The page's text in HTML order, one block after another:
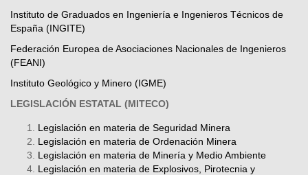
Instituto de Graduados en Ingeniería e Ingenieros Técnicos de
España (INGITE)
Federación Europea de Asociaciones Nacionales de Ingenieros
(FEANI)
Instituto Geológico y Minero (IGME)
LEGISLACIÓN ESTATAL (MITECO)
Legislación en materia de Seguridad Minera
Legislación en materia de Ordenación Minera
Legislación en materia de Minería y Medio Ambiente
Legislación en materia de Explosivos, Pirotecnia y